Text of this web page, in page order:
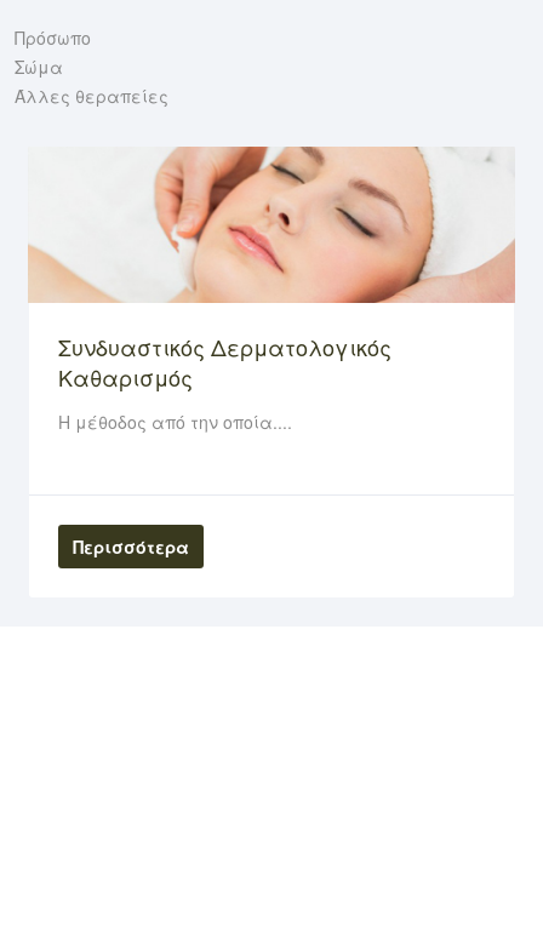
Πρόσωπο
Σώμα
Άλλες θεραπείες
Συνδυαστικός Δερματολογικός
Καθαρισμός
Η μέθοδος από την οποία....
Περισσότερα